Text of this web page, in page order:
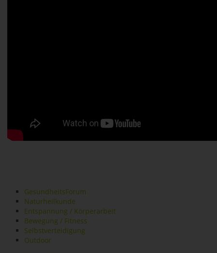
GesundheitsForum
Naturheilkunde
Entspannung / Körperarbeit
Bewegung / Fitness
Selbstverteidigung
Outdoor